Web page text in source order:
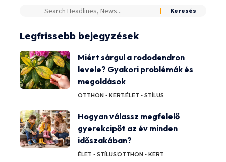
Legfrissebb bejegyzések
Miért sárgul a rododendron
levele? Gyakori problémák és
megoldások
OTTHON - KERTÉLET - STÍLUS
Hogyan válassz megfelelő
gyerekcipőt az év minden
időszakában?
ÉLET - STÍLUSOTTHON - KERT